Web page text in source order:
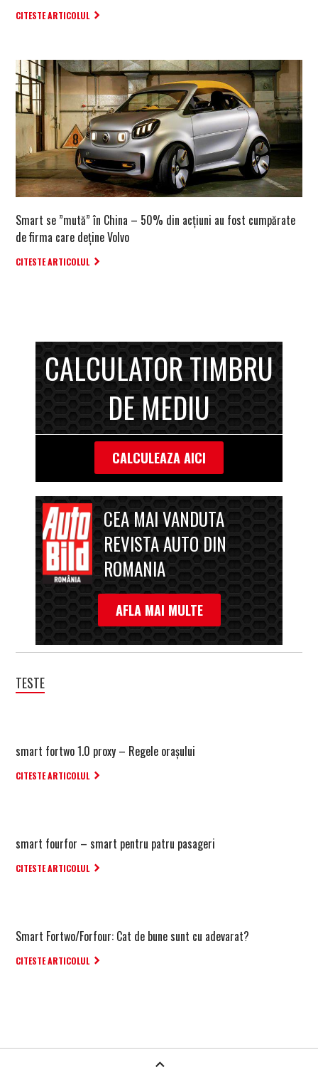
CITESTE ARTICOLUL
Smart se ”mută” în China – 50% din acțiuni au fost cumpărate
de firma care deține Volvo
CITESTE ARTICOLUL
CALCULATOR TIMBRU
DE MEDIU
CALCULEAZA AICI
CEA MAI VANDUTA
REVISTA AUTO DIN
ROMANIA
AFLA MAI MULTE
TESTE
smart fortwo 1.0 proxy – Regele orașului
CITESTE ARTICOLUL
smart fourfor – smart pentru patru pasageri
CITESTE ARTICOLUL
Smart Fortwo/Forfour: Cat de bune sunt cu adevarat?
CITESTE ARTICOLUL